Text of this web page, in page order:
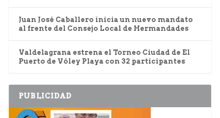
Juan José Caballero inicia un nuevo mandato
al frente del Consejo Local de Hermandades
Valdelagrana estrena el Torneo Ciudad de El
Puerto de Vóley Playa con 32 participantes
PUBLICIDAD